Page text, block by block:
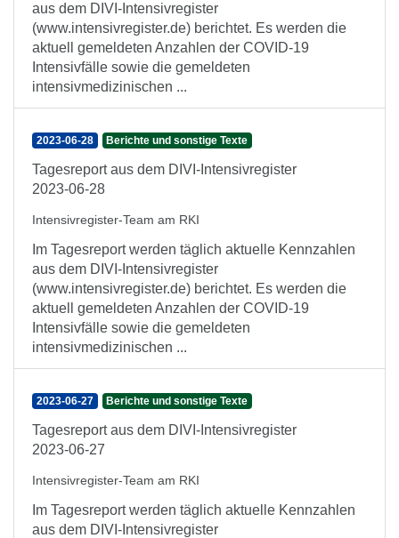
aus dem DIVI-Intensivregister
(www.intensivregister.de) berichtet. Es werden die
aktuell gemeldeten Anzahlen der COVID-19
Intensivfälle sowie die gemeldeten
intensivmedizinischen ...
2023-06-28 Berichte und sonstige Texte
Tagesreport aus dem DIVI-Intensivregister
2023-06-28
Intensivregister-Team am RKI
Im Tagesreport werden täglich aktuelle Kennzahlen
aus dem DIVI-Intensivregister
(www.intensivregister.de) berichtet. Es werden die
aktuell gemeldeten Anzahlen der COVID-19
Intensivfälle sowie die gemeldeten
intensivmedizinischen ...
2023-06-27 Berichte und sonstige Texte
Tagesreport aus dem DIVI-Intensivregister
2023-06-27
Intensivregister-Team am RKI
Im Tagesreport werden täglich aktuelle Kennzahlen
aus dem DIVI-Intensivregister